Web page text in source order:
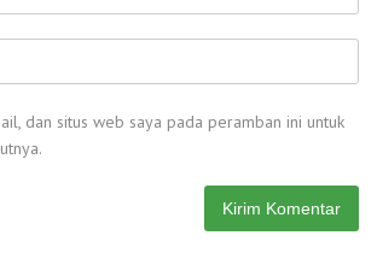
dan situs web saya pada peramban ini untuk